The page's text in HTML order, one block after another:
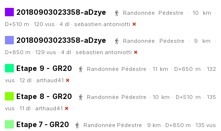
20180903023358-aDzye
Randonnée Pédestre · 10 km ·
D+510 m · 120 vus · 4 dl · sebastien.antoniotti
20180903023358-aDzye
Randonnée Pédestre · 9 km ·
D+850 m · 129 vus · 4 dl · sebastien.antoniotti
Etape 9 - GR20
Randonnée Pédestre · 11 km · D+650 m · 132
vus · 12 dl · arthaud41
Etape 8 - GR20
Randonnée Pédestre · 10 km · D+510 m · 135
vus · 11 dl · arthaud41
Etape 7 - GR20
Randonnée Pédestre · 9 km · D+850 m · 135 vus